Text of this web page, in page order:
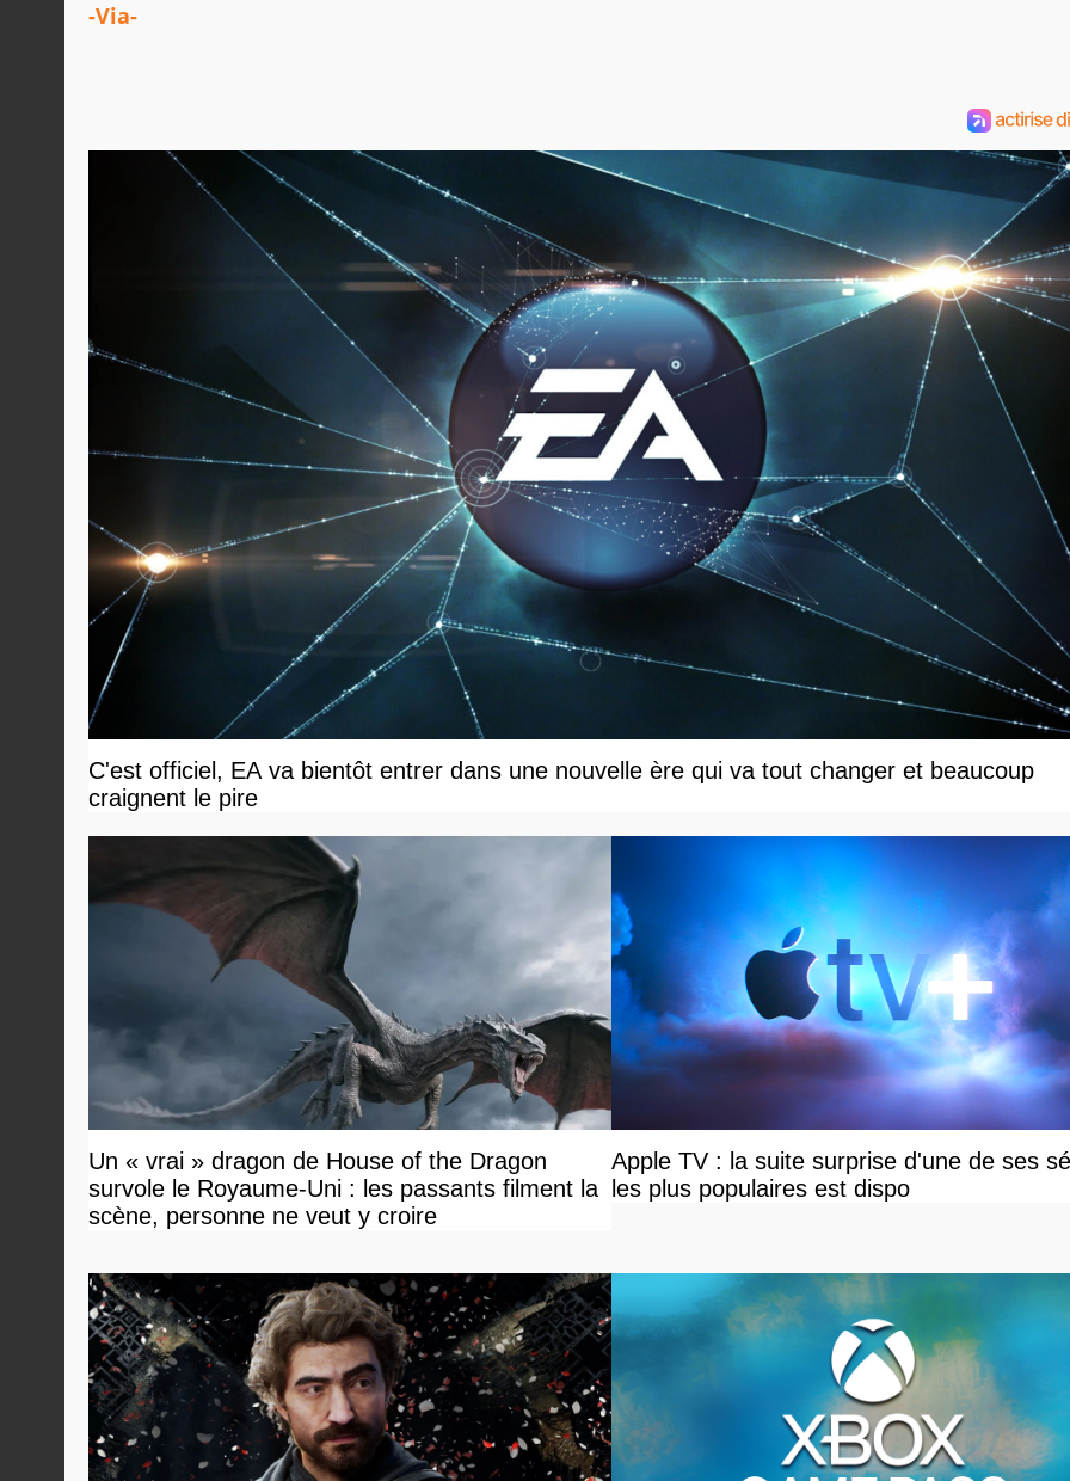
-Via-
C'est officiel, EA va bientôt entrer dans une nouvelle ère qui va tout changer et beaucoup
craignent le pire
Un « vrai » dragon de House of the Dragon
survole le Royaume-Uni : les passants filment la
scène, personne ne veut y croire
Apple TV : la suite surprise d'une de ses
les plus populaires est dispo